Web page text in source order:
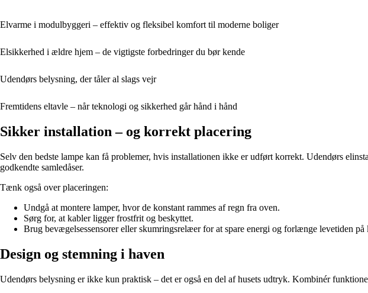
Elvarme i modulbyggeri – effektiv og fleksibel komfort til moderne boliger
Elsikkerhed i ældre hjem – de vigtigste forbedringer du bør kende
Udendørs belysning, der tåler al slags vejr
Fremtidens eltavle – når teknologi og sikkerhed går hånd i hånd
Sikker installation – og korrekt placering
Selv den bedste lampe kan få problemer, hvis installationen ikke er udført korrekt. Udendørs
godkendte samledåser.
Tænk også over placeringen:
Undgå at montere lamper, hvor de konstant rammes af regn fra oven.
Sørg for, at kabler ligger frostfrit og beskyttet.
Brug bevægelsessensorer eller skumringsrelæer for at spare energi og forlænge levetiden på
Design og stemning i haven
Udendørs belysning er ikke kun praktisk – det er også en del af husets udtryk. Kombinér